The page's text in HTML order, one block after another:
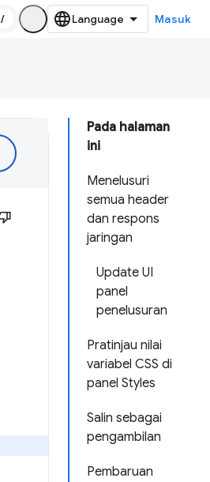
/ Masuk
Pada halaman
ini
Menelusuri
semua header
dan respons
jaringan
Update UI
panel
penelusuran
Pratinjau nilai
variabel CSS di
panel Styles
Salin sebagai
pengambilan
Pembaruan